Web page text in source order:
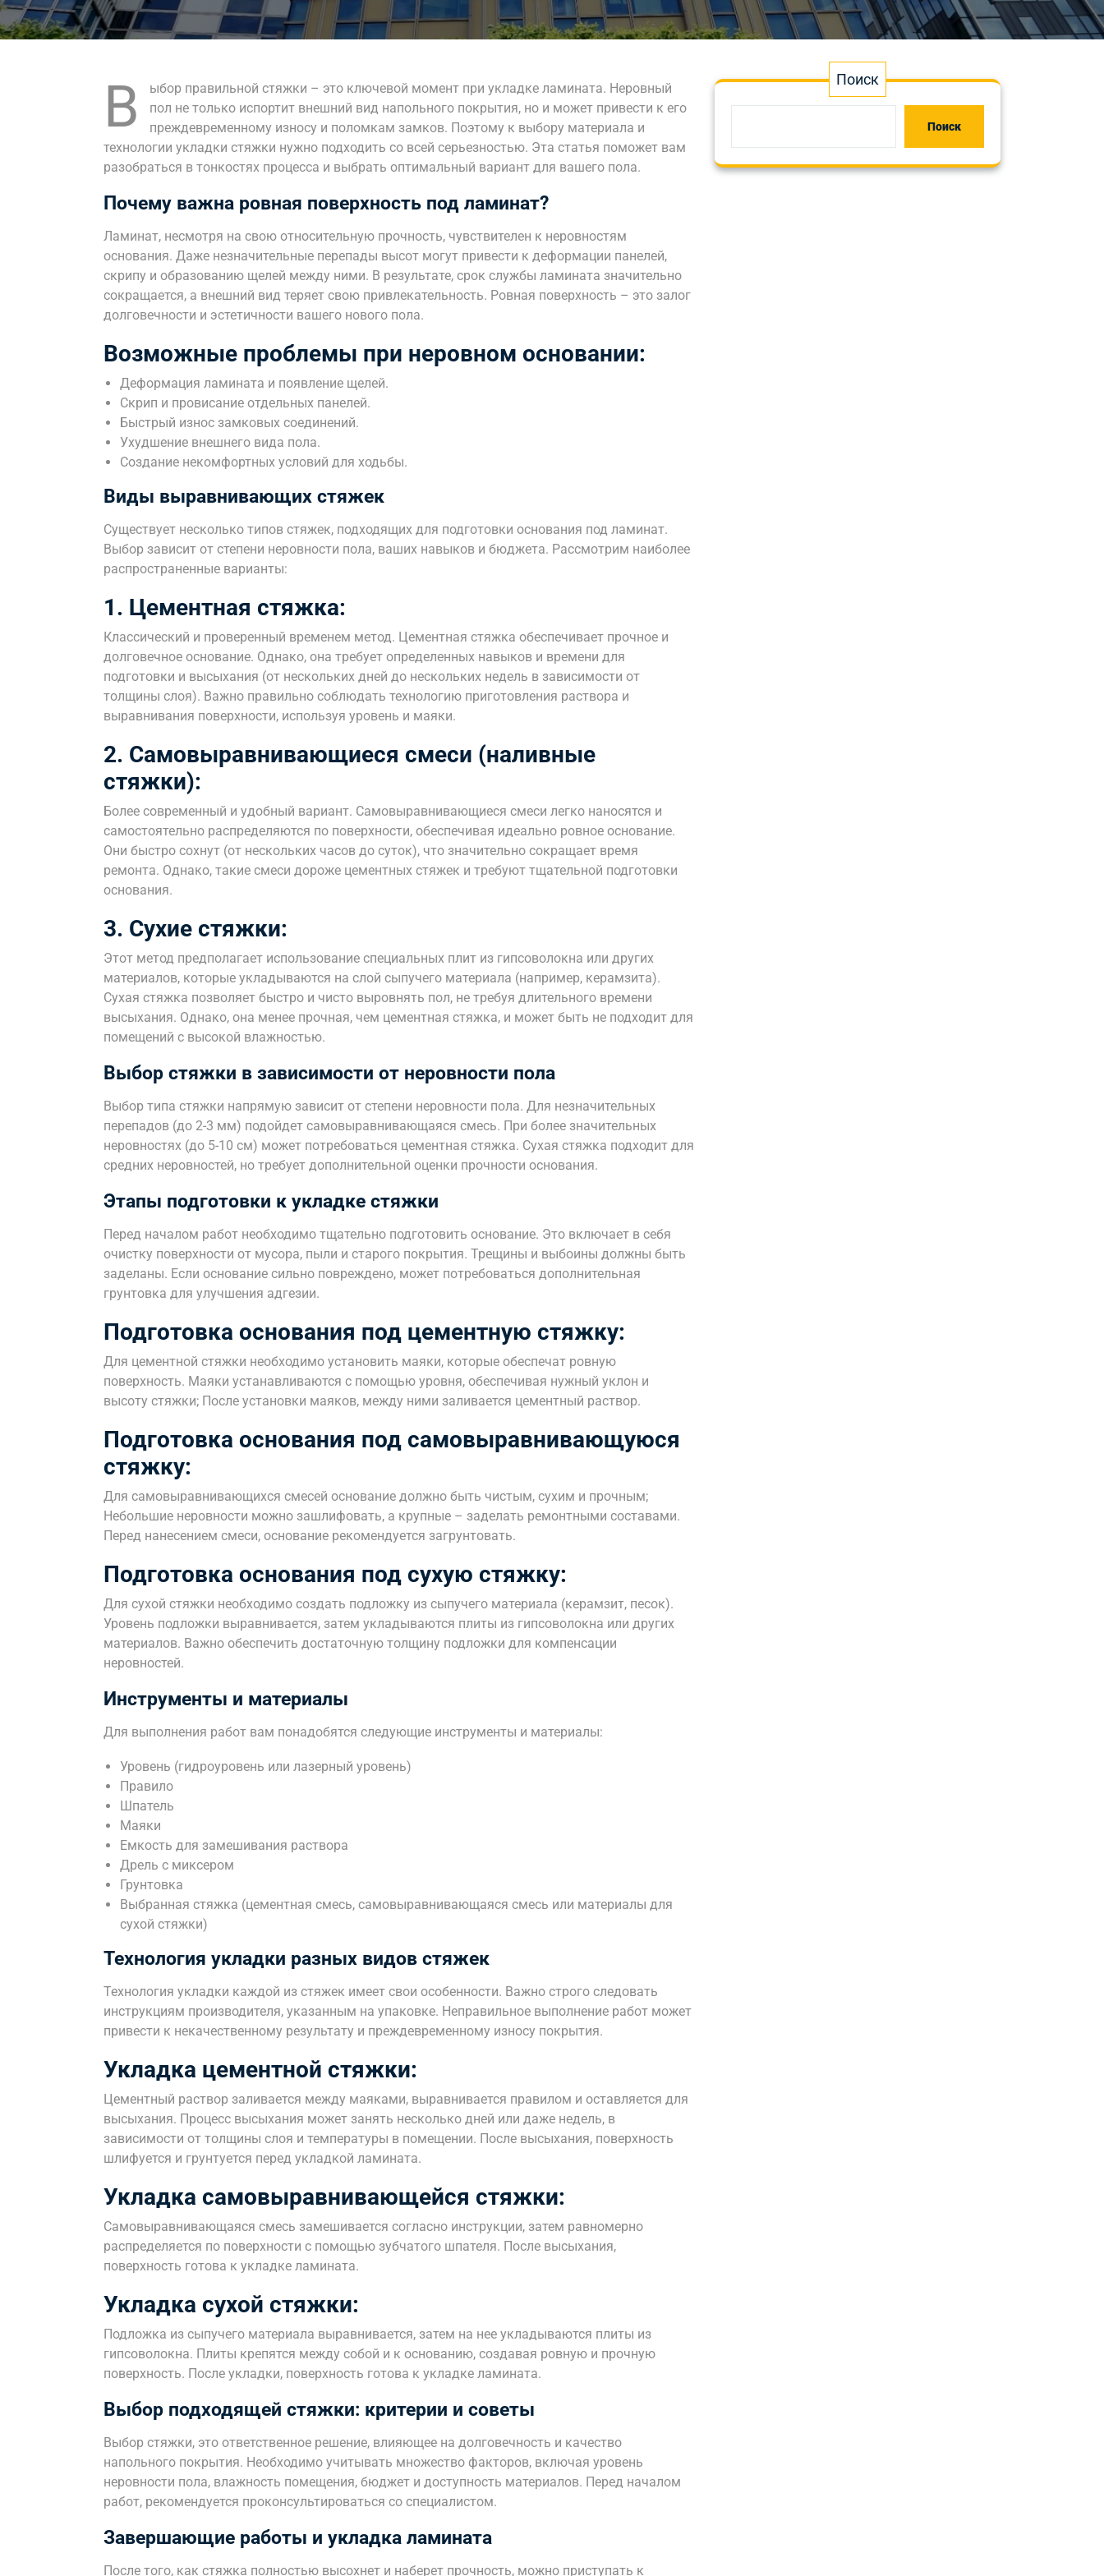
В
ыбор правильной стяжки – это ключевой момент при укладке ламината. Неровный
пол не только испортит внешний вид напольного покрытия, но и может привести к его
преждевременному износу и поломкам замков. Поэтому к выбору материала и
технологии укладки стяжки нужно подходить со всей серьезностью. Эта статья поможет вам
разобраться в тонкостях процесса и выбрать оптимальный вариант для вашего пола.
Почему важна ровная поверхность под ламинат?
Ламинат, несмотря на свою относительную прочность, чувствителен к неровностям
основания. Даже незначительные перепады высот могут привести к деформации панелей,
скрипу и образованию щелей между ними. В результате, срок службы ламината значительно
сокращается, а внешний вид теряет свою привлекательность. Ровная поверхность – это залог
долговечности и эстетичности вашего нового пола.
Возможные проблемы при неровном основании:
Деформация ламината и появление щелей.
Скрип и провисание отдельных панелей.
Быстрый износ замковых соединений.
Ухудшение внешнего вида пола.
Создание некомфортных условий для ходьбы.
Виды выравнивающих стяжек
Существует несколько типов стяжек, подходящих для подготовки основания под ламинат.
Выбор зависит от степени неровности пола, ваших навыков и бюджета. Рассмотрим наиболее
распространенные варианты:
1. Цементная стяжка:
Классический и проверенный временем метод. Цементная стяжка обеспечивает прочное и
долговечное основание. Однако, она требует определенных навыков и времени для
подготовки и высыхания (от нескольких дней до нескольких недель в зависимости от
толщины слоя). Важно правильно соблюдать технологию приготовления раствора и
выравнивания поверхности, используя уровень и маяки.
2. Самовыравнивающиеся смеси (наливные
стяжки):
Более современный и удобный вариант. Самовыравнивающиеся смеси легко наносятся и
самостоятельно распределяются по поверхности, обеспечивая идеально ровное основание.
Они быстро сохнут (от нескольких часов до суток), что значительно сокращает время
ремонта. Однако, такие смеси дороже цементных стяжек и требуют тщательной подготовки
основания.
3. Сухие стяжки:
Этот метод предполагает использование специальных плит из гипсоволокна или других
материалов, которые укладываются на слой сыпучего материала (например, керамзита).
Сухая стяжка позволяет быстро и чисто выровнять пол, не требуя длительного времени
высыхания. Однако, она менее прочная, чем цементная стяжка, и может быть не подходит для
помещений с высокой влажностью.
Выбор стяжки в зависимости от неровности пола
Выбор типа стяжки напрямую зависит от степени неровности пола. Для незначительных
перепадов (до 2-3 мм) подойдет самовыравнивающаяся смесь. При более значительных
неровностях (до 5-10 см) может потребоваться цементная стяжка. Сухая стяжка подходит для
средних неровностей, но требует дополнительной оценки прочности основания.
Этапы подготовки к укладке стяжки
Перед началом работ необходимо тщательно подготовить основание. Это включает в себя
очистку поверхности от мусора, пыли и старого покрытия. Трещины и выбоины должны быть
заделаны. Если основание сильно повреждено, может потребоваться дополнительная
грунтовка для улучшения адгезии.
Подготовка основания под цементную стяжку:
Для цементной стяжки необходимо установить маяки, которые обеспечат ровную
поверхность. Маяки устанавливаются с помощью уровня, обеспечивая нужный уклон и
высоту стяжки; После установки маяков, между ними заливается цементный раствор.
Подготовка основания под самовыравнивающуюся
стяжку:
Для самовыравнивающихся смесей основание должно быть чистым, сухим и прочным;
Небольшие неровности можно зашлифовать, а крупные – заделать ремонтными составами.
Перед нанесением смеси, основание рекомендуется загрунтовать.
Подготовка основания под сухую стяжку:
Для сухой стяжки необходимо создать подложку из сыпучего материала (керамзит, песок).
Уровень подложки выравнивается, затем укладываются плиты из гипсоволокна или других
материалов. Важно обеспечить достаточную толщину подложки для компенсации
неровностей.
Инструменты и материалы
Для выполнения работ вам понадобятся следующие инструменты и материалы:
Уровень (гидроуровень или лазерный уровень)
Правило
Шпатель
Маяки
Емкость для замешивания раствора
Дрель с миксером
Грунтовка
Выбранная стяжка (цементная смесь, самовыравнивающаяся смесь или материалы для
сухой стяжки)
Технология укладки разных видов стяжек
Технология укладки каждой из стяжек имеет свои особенности. Важно строго следовать
инструкциям производителя, указанным на упаковке. Неправильное выполнение работ может
привести к некачественному результату и преждевременному износу покрытия.
Укладка цементной стяжки:
Цементный раствор заливается между маяками, выравнивается правилом и оставляется для
высыхания. Процесс высыхания может занять несколько дней или даже недель, в
зависимости от толщины слоя и температуры в помещении. После высыхания, поверхность
шлифуется и грунтуется перед укладкой ламината.
Укладка самовыравнивающейся стяжки:
Самовыравнивающаяся смесь замешивается согласно инструкции, затем равномерно
распределяется по поверхности с помощью зубчатого шпателя. После высыхания,
поверхность готова к укладке ламината.
Укладка сухой стяжки:
Подложка из сыпучего материала выравнивается, затем на нее укладываются плиты из
гипсоволокна. Плиты крепятся между собой и к основанию, создавая ровную и прочную
поверхность. После укладки, поверхность готова к укладке ламината.
Выбор подходящей стяжки: критерии и советы
Выбор стяжки, это ответственное решение, влияющее на долговечность и качество
напольного покрытия. Необходимо учитывать множество факторов, включая уровень
неровности пола, влажность помещения, бюджет и доступность материалов. Перед началом
работ, рекомендуется проконсультироваться со специалистом.
Завершающие работы и укладка ламината
После того, как стяжка полностью высохнет и наберет прочность, можно приступать к
Поиск
Поиск